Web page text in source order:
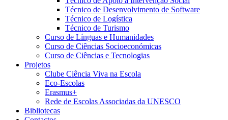
Técnico de Desenvolvimento de Software
Técnico de Logística
Técnico de Turismo
Curso de Línguas e Humanidades
Curso de Ciências Socioeconómicas
Curso de Ciências e Tecnologias
Projetos
Clube Ciência Viva na Escola
Eco-Escolas
Erasmus+
Rede de Escolas Associadas da UNESCO
Bibliotecas